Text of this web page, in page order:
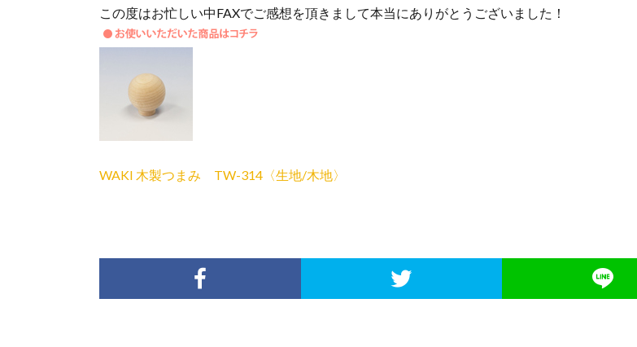
この度はお忙しい中FAXでご感想を頂きまして本当にありがとうございました！
WAKI 木製つまみ TW-314〈生地/木地〉